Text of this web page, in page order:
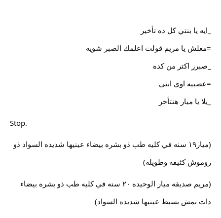
_ايه يا بنتي كل ده تأخير
=معلش يا مريم قولت اعلمك الصبر شويه
_صبرر اكتر من كده
=عصبيه اوي انتي
_يلا يا ميار هنتأخر
Stop.
(ميار١٩ سنه في كليه طب ذو بشره بيضاء عينيها شديده السواد ذو
روموش كثيفه وطويله)
(مريم صديقه ميار الوحيده ٢٠ سنه في كليه طب ذو بشره بيضاء
ذات نمش بسيط عينيها شديده السواد)